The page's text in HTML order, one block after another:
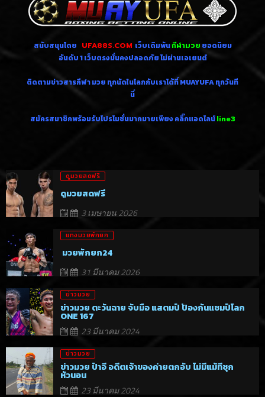
สนับสนุนโดย UFA88S.COM เว็บเดิมพันกีฬามวย ยอดนิยม
อันดับ 1เว็บตรงมั่นคงปลอดภัย ไม่ผ่านเอเยนต์
ติดตามข่าวสารกีฬา มวย ทุกนัดในโลกกับเราได้ที่ MUAYUFA ทุกวันที
นี่
สมัครสมาชิกพร้อมรับโปรโมชั่นมากมายเพียง คลิ๊กแอดไลน์line3
ดูมวยสดฟรี
ดูมวยสดฟรี
3 เมษายน 2026
แทงมวยพักยก
มวยพักยก24
31 มีนาคม 2026
ข่าวมวย
ข่าวมวย ตะวันฉาย จับมือ แสตมป์ ป้องกันแชมป์โลก
ONE 167
23 มีนาคม 2024
ข่าวมวย
ข่าวมวย ป๋าอี อดีตเจ้าของค่ายตกอับ ไม่มีแม้ที่ซุก
หัวนอน
23 มีนาคม 2024